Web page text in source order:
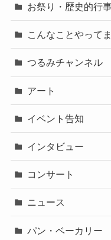
お祭り・歴史的行
こんなことやって
つるみチャンネル
アート
イベント告知
インタビュー
コンサート
ニュース
パン・ベーカリー